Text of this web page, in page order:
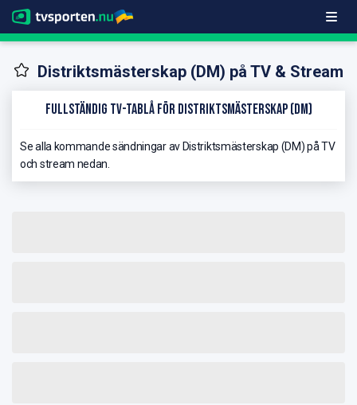
Distriktsmästerskap (DM) på TV & Stream
Fullständig TV-Tablå för Distriktsmästerskap (DM)
Se alla kommande sändningar av Distriktsmästerskap (DM) på TV
och stream nedan.